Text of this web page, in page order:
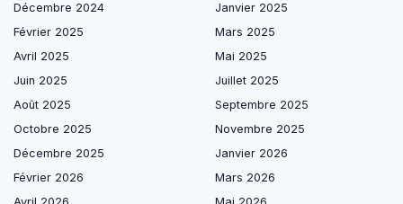
Décembre 2024
Janvier 2025
Février 2025
Mars 2025
Avril 2025
Mai 2025
Juin 2025
Juillet 2025
Août 2025
Septembre 2025
Octobre 2025
Novembre 2025
Décembre 2025
Janvier 2026
Février 2026
Mars 2026